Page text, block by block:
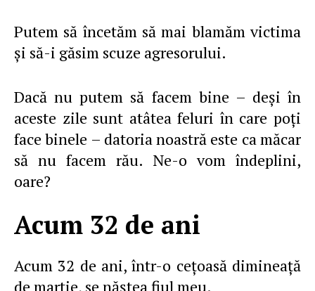
Putem să încetăm să mai blamăm victima
şi să-i găsim scuze agresorului.
Dacă nu putem să facem bine – deşi în
aceste zile sunt atâtea feluri în care poţi
face binele – datoria noastră este ca măcar
să nu facem rău. Ne-o vom îndeplini,
oare?
Acum 32 de ani
Acum 32 de ani, într-o ceţoasă dimineaţă
de martie, se năştea fiul meu.